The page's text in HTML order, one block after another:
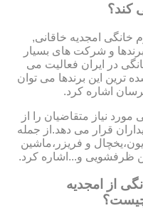
کند؟
خانگی امجدیه خاقانی,
و شرکت های بسیار
در ایران فعالیت می
ترین این برندها می توان
اشاره کرد.
نیاز متقاضیان را از
قرار می دهد.از جمله
و فریزر،ماشین
ظرفشویی و...اشاره کرد.
از امجدیه
چیست؟